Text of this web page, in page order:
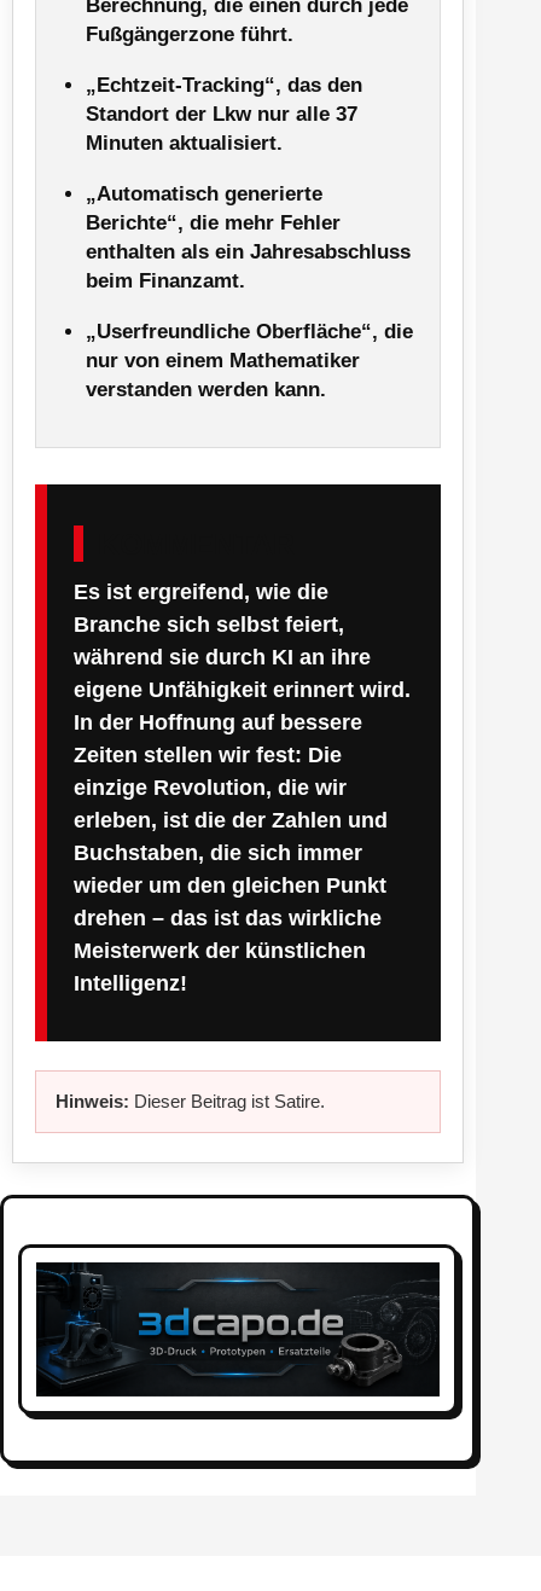
Berechnung, die einen durch jede
Fußgängerzone führt.
„Echtzeit-Tracking“, das den
Standort der Lkw nur alle 37
Minuten aktualisiert.
„Automatisch generierte
Berichte“, die mehr Fehler
enthalten als ein Jahresabschluss
beim Finanzamt.
„Userfreundliche Oberfläche“, die
nur von einem Mathematiker
verstanden werden kann.
Es ist ergreifend, wie die
Branche sich selbst feiert,
während sie durch KI an ihre
eigene Unfähigkeit erinnert wird.
In der Hoffnung auf bessere
Zeiten stellen wir fest: Die
einzige Revolution, die wir
erleben, ist die der Zahlen und
Buchstaben, die sich immer
wieder um den gleichen Punkt
drehen – das ist das wirkliche
Meisterwerk der künstlichen
Intelligenz!
Hinweis: Dieser Beitrag ist Satire.